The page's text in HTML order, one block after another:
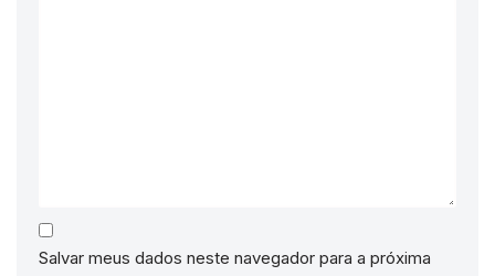
Salvar meus dados neste navegador para a próxima